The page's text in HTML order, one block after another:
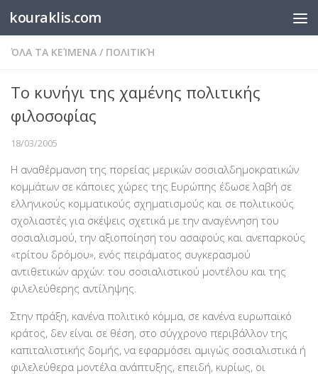
Below content
kouraklis.com
ΌΛΑ ΤΑ ΚΕΊΜΕΝΑ / ΠΟΛΙΤΙΚΉ
Το κυνήγι της χαμένης πολιτικής
φιλοσοφίας
18/03/2005
Η αναθέρμανση της πορείας μερικών σοσιαλδημοκρατικών
κομμάτων σε κάποιες χώρες της Ευρώπης έδωσε λαβή σε
ελληνικούς κομματικούς σχηματισμούς και σε πολιτικούς
σχολιαστές για σκέψεις σχετικά με την αναγέννηση του
σοσιαλισμού, την αξιοποίηση του ασαφούς και ανεπαρκούς
«τρίτου δρόμου», ενός πειράματος συγκερασμού
αντιθετικών αρχών: του σοσιαλιστικού μοντέλου και της
φιλελεύθερης αντίληψης.
Στην πράξη, κανένα πολιτικό κόμμα, σε κανένα ευρωπαϊκό
κράτος, δεν είναι σε θέση, στο σύγχρονο περιβάλλον της
καπιταλιστικής δομής, να εφαρμόσει αμιγώς σοσιαλιστικά ή
φιλελεύθερα μοντέλα ανάπτυξης, επειδή, κυρίως, οι